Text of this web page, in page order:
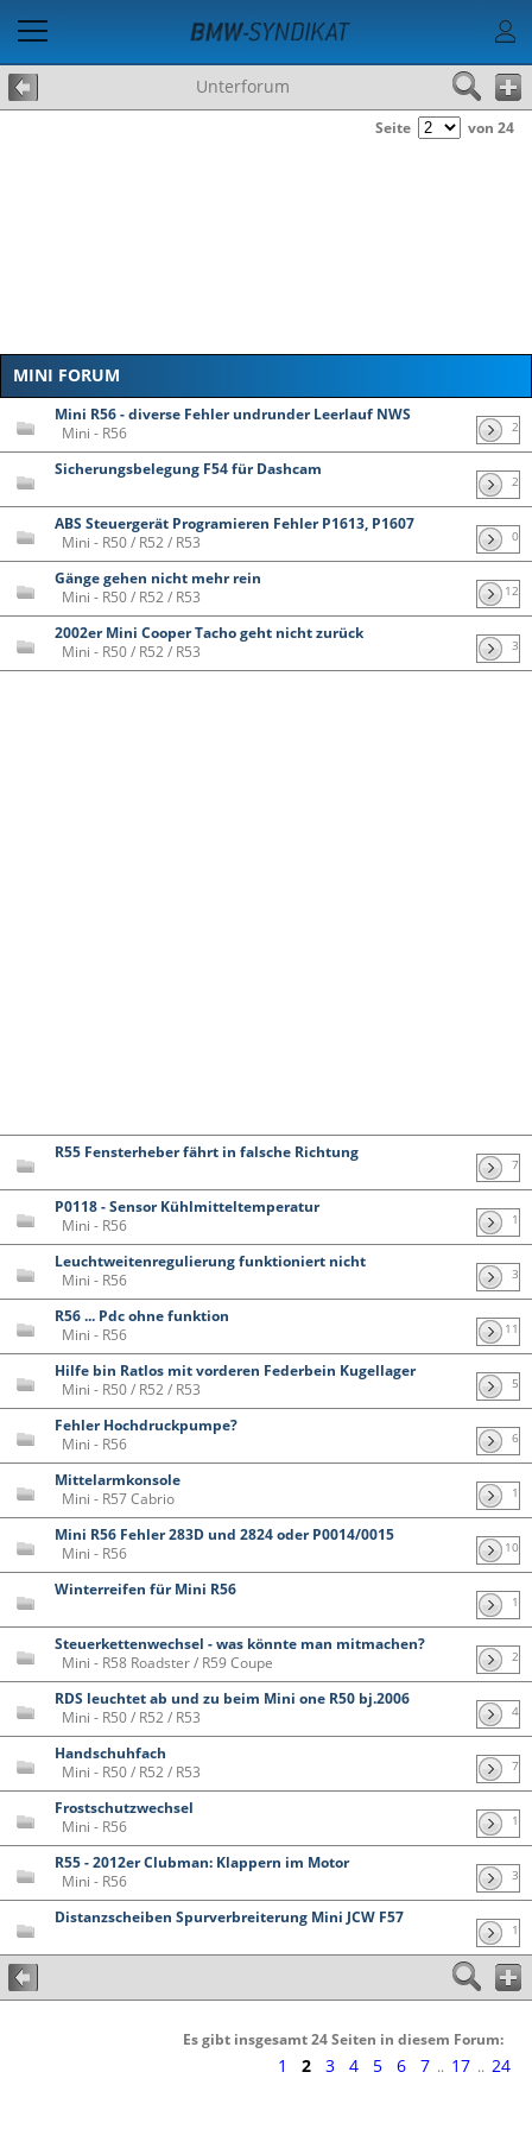
Unterforum
Seite von 24
MINI FORUM
Mini R56 - diverse Fehler undrunder Leerlauf NWS
Mini - R56
2
Sicherungsbelegung F54 für Dashcam
2
ABS Steuergerät Programieren Fehler P1613, P1607
Mini - R50 / R52 / R53
0
Gänge gehen nicht mehr rein
Mini - R50 / R52 / R53
12
2002er Mini Cooper Tacho geht nicht zurück
Mini - R50 / R52 / R53
3
R55 Fensterheber fährt in falsche Richtung
7
P0118 - Sensor Kühlmitteltemperatur
Mini - R56
1
Leuchtweitenregulierung funktioniert nicht
Mini - R56
3
R56 ... Pdc ohne funktion
Mini - R56
11
Hilfe bin Ratlos mit vorderen Federbein Kugellager
Mini - R50 / R52 / R53
5
Fehler Hochdruckpumpe?
Mini - R56
6
Mittelarmkonsole
Mini - R57 Cabrio
1
Mini R56 Fehler 283D und 2824 oder P0014/0015
Mini - R56
10
Winterreifen für Mini R56
1
Steuerkettenwechsel - was könnte man mitmachen?
Mini - R58 Roadster / R59 Coupe
2
RDS leuchtet ab und zu beim Mini one R50 bj.2006
Mini - R50 / R52 / R53
4
Handschuhfach
Mini - R50 / R52 / R53
7
Frostschutzwechsel
Mini - R56
1
R55 - 2012er Clubman: Klappern im Motor
Mini - R56
3
Distanzscheiben Spurverbreiterung Mini JCW F57
1
Es gibt insgesamt 24 Seiten in diesem Forum:
1 2 3 4 5 6 7 .. 17 .. 24